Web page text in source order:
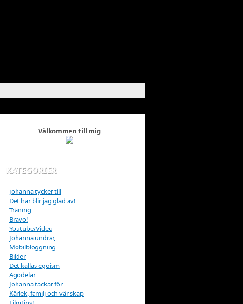
Välkommen till mig
KATEGORIER
Johanna tycker till
Det här blir jag glad av!
Träning
Bravo!
Youtube/Video
Johanna undrar,
Mobilbloggning
Bilder
Det kallas egoism
Ägodelar
Johanna tackar för
Kärlek, familj och vänskap